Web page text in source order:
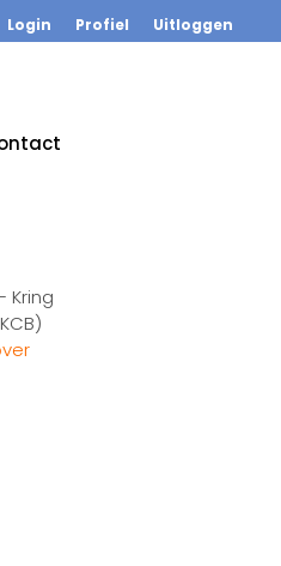
Login Profiel Uitloggen